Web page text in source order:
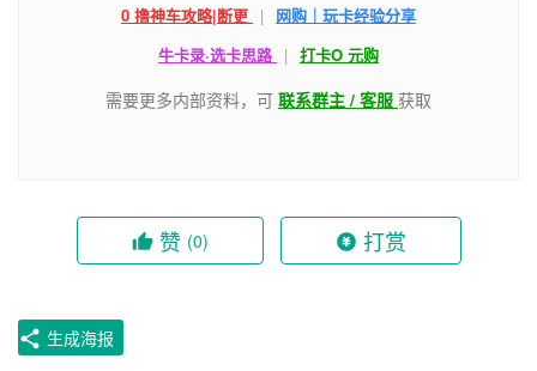
0 撸神车攻略|断更 |
网购｜玩卡经验分享
牛卡录·选卡思路 | 打卡O 元购
需要更多内部资料，可 联系群主 / 客服 获取
赞 (0) 打赏
生成海报